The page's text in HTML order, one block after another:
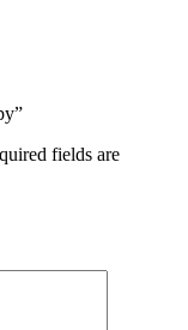
fields are